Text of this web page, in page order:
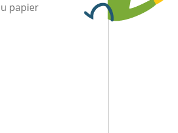
papier